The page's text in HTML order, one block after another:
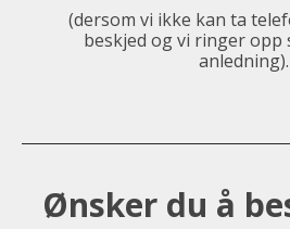
(dersom vi ikke kan ta
beskjed og vi ringer opp
anledning).
Ønsker du å